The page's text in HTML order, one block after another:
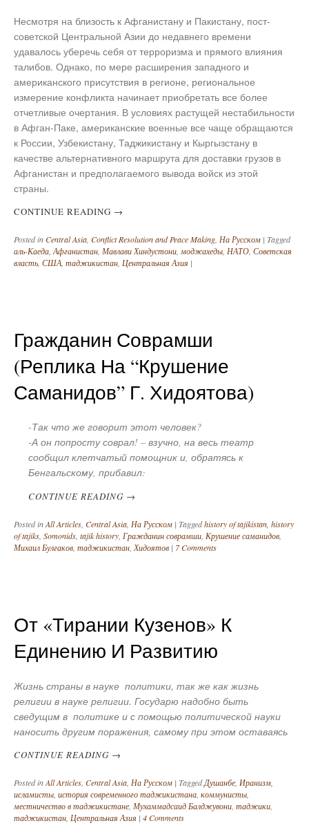
Несмотря на близость к Афганистану и Пакистану, пост-
советской Центральной Азии до недавнего времени
удавалось уберечь себя от терроризма и прямого влияния
талибов. Однако, по мере расширения западного и
американского присутствия в регионе, региональное
измерение конфликта начинает приобретать все более
отчетливые очертания. В условиях растущей нестабильности
в Афган-Паке, американские военные все чаще обращаются
к России, Узбекистану, Таджикистану и Кыргызстану в
качестве альтернативного маршрута для доставки грузов в
Афганистан и предполагаемого вывода войск из этой
страны.
CONTINUE READING →
Posted inCentral Asia, Conflict Resolution and Peace Making, На Русском | Tagged
аль-Каеда,Афганистан, Мавлави Хиндустони,моджахеды, НАТО, Советская
власть, США, таджикистан, Центральная Азия |
Гражданин Соврамши
(реплика На “Крушение
Саманидов” Г. Хидоятова)
-Так что же говорит этот человек?
-А он попросту соврал! – взучно, на весь театр
сообщил клетчатый помощник и, обратясь к
Бенгальскому, прибавил:
CONTINUE READING →
Posted inAll Articles, Central Asia, На Русском | Taggedhistory of tajikistan, history
of tajiks, Somonids, tajik history, Гражданин соврамши, Крушение саманидов,
Михаил Булгаков, таджикистан,Хидоятов | 7 Comments
От «тирании Кузенов» К
Единению И Развитию
Жизнь страны в науке политики, так же как жизнь
религии в науке религии. Государю надобно быть
сведущим в политике и с помощью политической науки
наносить другим поражения, самому при этом оставаясь
CONTINUE READING →
Posted inAll Articles, Central Asia, На Русском | TaggedДушанбе, Иранизм,
исламисты, история современного таджикистана, коммунисты,
местничество в таджикистане, Мухаммадсаид Балджувони, таджики,
таджикистан, Центральная Азия | 4 Comments